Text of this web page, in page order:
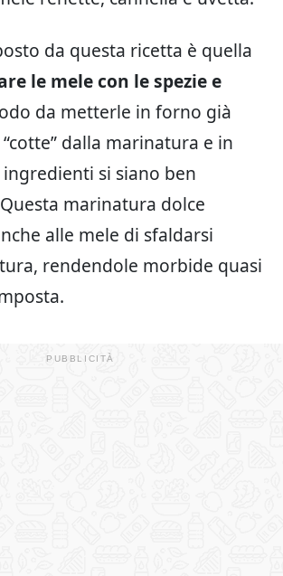
da questa ricetta è quella
le mele con le spezie e
da metterle in forno già
dalla marinatura e in
si siano ben
marinatura dolce
alle mele di sfaldarsi
rendendole morbide quasi